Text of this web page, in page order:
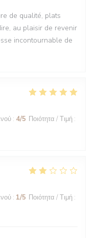
de qualité, plats
au plaisir de revenir
incontournable de
: 4/5 Ποιότητα / Τιμή :
: 1/5 Ποιότητα / Τιμή :